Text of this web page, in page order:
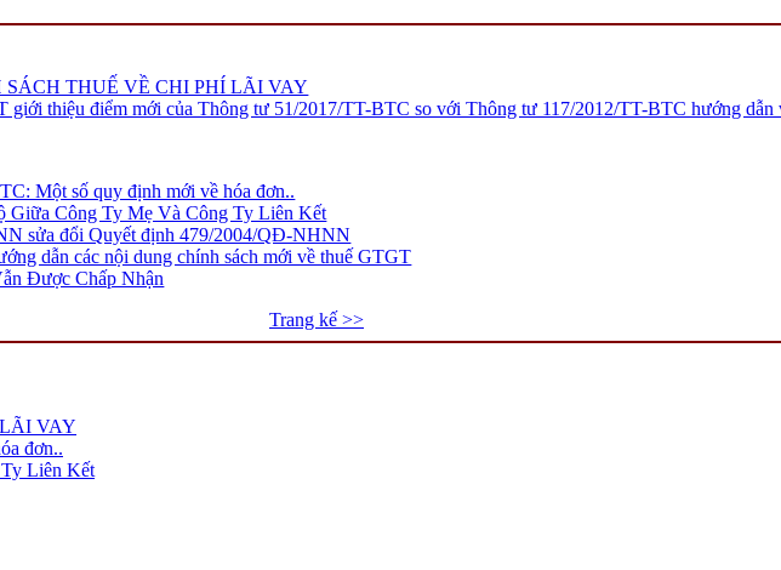
THUẾ VỀ CHI PHÍ LÃI VAY
thiệu điểm mới của Thông tư 51/2017/TT-BTC so với Thông tư 117/2012/TT-BTC hướng dẫn
Một số quy định mới về hóa đơn..
Giữa Công Ty Mẹ Và Công Ty Liên Kết
sửa đổi Quyết định 479/2004/QĐ-NHNN
dẫn các nội dung chính sách mới về thuế GTGT
Được Chấp Nhận
Trang kế >>
VAY
đơn..
Liên Kết